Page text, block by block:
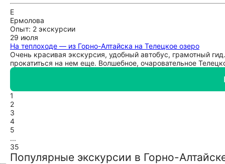
Е
Ермолова
Опыт: 2 экскурсии
29 июля
На теплоходе — из Горно-Алтайска на Телецкое озеро
Очень красивая экскурсия, удобный автобус, грамотный
прокатиться на нем еще. Волшебное, очаровательное
1
2
3
4
5
...
35
Популярные экскурсии в Горно-